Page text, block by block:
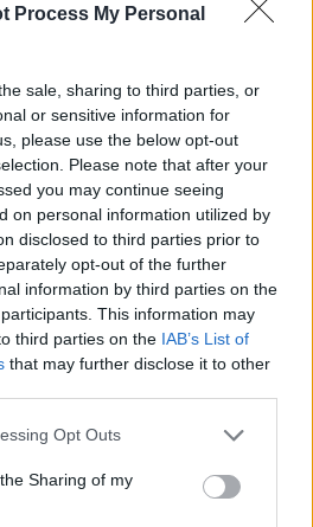
Process My Personal
sale, sharing to third parties, or
or sensitive information for
please use the below opt-out
Please note that after your
you may continue seeing
on personal information utilized by
disclosed to third parties prior to
opt-out of the further
information by third parties on the
This information may
third parties on the IAB’s List of
that may further disclose it to other
Opt Outs
Sharing of my
2026
Γ.Ν. Ρόδου: Νέες προσλήψεις
το Ακτινοθεραπευτικό
2026 17:01
Είναι αλλεργία ή
Τι εξηγεί αλλεργιολόγος